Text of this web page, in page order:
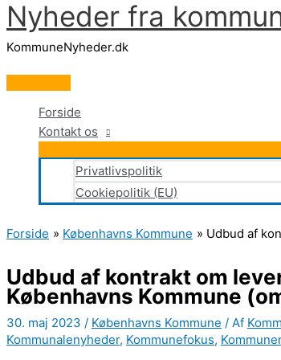
Gå
til
indholdet
Nyheder fra
KommuneNyheder.dk
Hovedmenu
Forside
Kontakt os
Privatlivspolitik
Cookiepolitik (EU)
Forside Københavns Kommune Udbud af
Udbud af kontrakt om
Københavns Kommune
30. maj 2023 / Københavns Kommune / Af
Kommunalenyheder, Kommunefokus,